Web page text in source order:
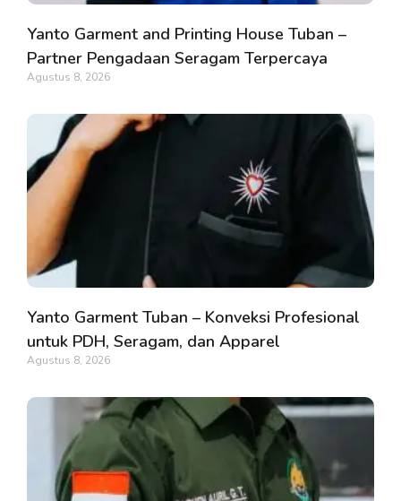
Yanto Garment and Printing House Tuban –
Partner Pengadaan Seragam Terpercaya
Agustus 8, 2026
Yanto Garment Tuban – Konveksi Profesional
untuk PDH, Seragam, dan Apparel
Agustus 8, 2026